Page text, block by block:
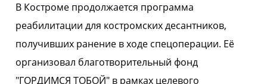
В Костроме продолжается программа
реабилитации для костромских десантников,
получивших ранение в ходе спецоперации. Её
организовал благотворительный фонд
"ГОРДИМСЯ ТОБОЙ" в рамках целевого